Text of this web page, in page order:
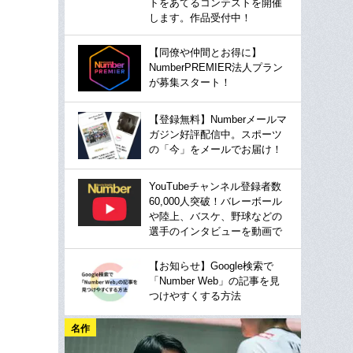
トをあてるコンテストを開催
します。作品受付中！
【同僚や仲間とお得に】
NumberPREMIER法人プラン
が募集スタート！
【登録無料】Numberメールマ
ガジン好評配信中。スポーツ
の「今」をメールでお届け！
YouTubeチャンネル登録者数
60,000人突破！バレーボール
や陸上、バスケ、野球などの
選手のインタビューを動画で
【お知らせ】Google検索で
「Number Web」の記事を見
つけやすくする方法
名作